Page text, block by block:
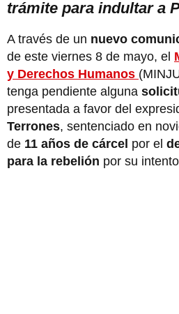
trámite para indultar a
A través de un nuevo
de este viernes 8 de mayo, el
y Derechos Humanos
tenga pendiente alguna
presentada a favor del
Terrones, sentenciado en
de 11 años de cárcel por el
para la rebelión por su